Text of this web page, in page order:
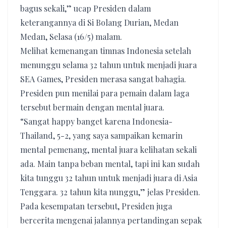
bagus sekali,” ucap Presiden dalam
keterangannya di Si Bolang Durian, Medan
Medan, Selasa (16/5) malam.
Melihat kemenangan timnas Indonesia setelah
menunggu selama 32 tahun untuk menjadi juara
SEA Games, Presiden merasa sangat bahagia.
Presiden pun menilai para pemain dalam laga
tersebut bermain dengan mental juara.
“Sangat happy banget karena Indonesia-
Thailand, 5-2, yang saya sampaikan kemarin
mental pemenang, mental juara kelihatan sekali
ada. Main tanpa beban mental, tapi ini kan sudah
kita tunggu 32 tahun untuk menjadi juara di Asia
Tenggara. 32 tahun kita nunggu,” jelas Presiden.
Pada kesempatan tersebut, Presiden juga
bercerita mengenai jalannya pertandingan sepak